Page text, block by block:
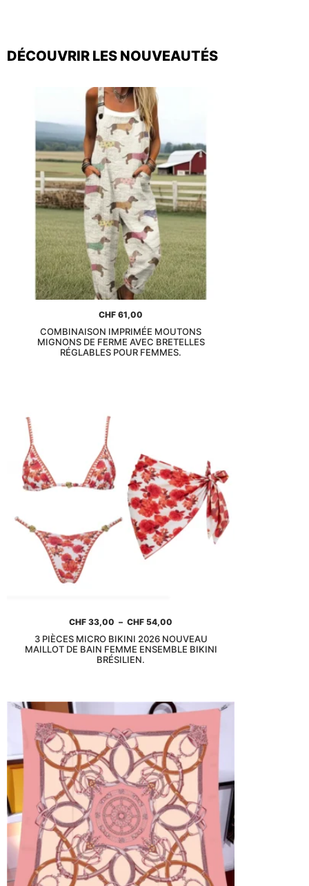
DÉCOUVRIR LES NOUVEAUTÉS
CHF 61,00
COMBINAISON IMPRIMÉE MOUTONS
MIGNONS DE FERME AVEC BRETELLES
RÉGLABLES POUR FEMMES.
CHF 33,00 – CHF 54,00
3 PIÈCES MICRO BIKINI 2026 NOUVEAU
MAILLOT DE BAIN FEMME ENSEMBLE BIKINI
BRÉSILIEN.